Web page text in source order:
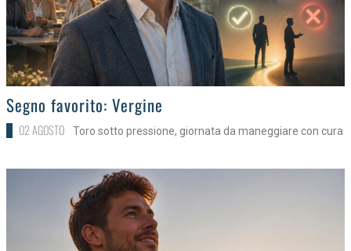
>
Segno favorito: Vergine
02 AGOSTO Toro sotto pressione, giornata da maneggiare con cura